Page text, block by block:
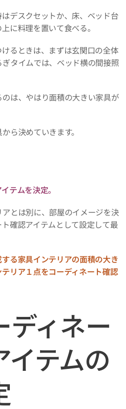
デスクセットか、床、ベッド台
に料理を置いて食べる。
るときは、まずは玄関口の全体
タイムでは、ベッド横の間接照
は、やはり面積の大きい家具が
ら決めていきます。
テムを決定。
とは別に、部屋のイメージを決
確認アイテムとして設定して最
る家具インテリアの面積の大き
リア１点をコーディネート確認
ディネー
イテムの